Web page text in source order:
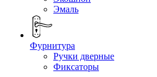
Эмаль
Фурнитура
Ручки дверные
Фиксаторы